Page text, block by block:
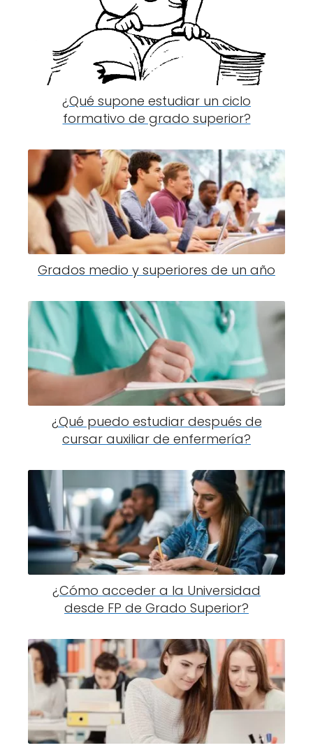
¿Qué supone estudiar un ciclo
formativo de grado superior?
Grados medio y superiores de un año
¿Qué puedo estudiar después de
cursar auxiliar de enfermería?
¿Cómo acceder a la Universidad
desde FP de Grado Superior?